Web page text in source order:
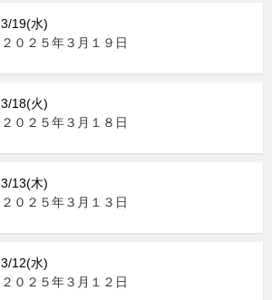
3/19(水)
２０２５年３月１９日
3/18(火)
２０２５年３月１８日
3/13(木)
２０２５年３月１３日
3/12(水)
２０２５年３月１２日